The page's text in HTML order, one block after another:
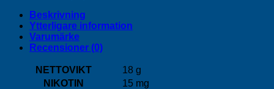
Beskrivning
Ytterligare information
Varumärke
Recensioner (0)
NETTOVIKT
18 g
NIKOTIN
15 mg